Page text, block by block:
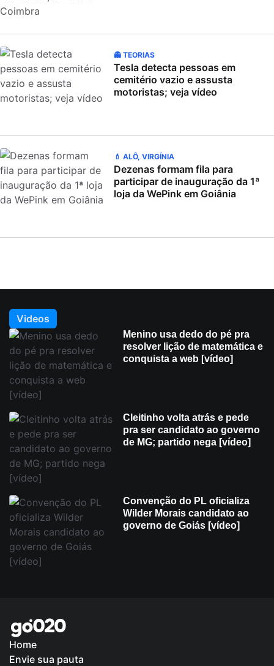
👻 TEORIAS
Tesla detecta pessoas em
cemitério vazio e assusta
motoristas; veja vídeo
💄 ALÔ, VIRGÍNIA
Dezenas formam fila para
participar de inauguração da 1ª
loja da WePink em Goiânia
Videos
Menino usa dedo do pé pra
resolver lição de matemática e
conquista a web [vídeo]
Cleitinho volta atrás e pede
pra ser candidato ao governo
de MG; partido nega [vídeo]
Convenção do PL oficializa
Wilder Morais candidato ao
governo de Goiás [vídeo]
Home
Envie sua pauta